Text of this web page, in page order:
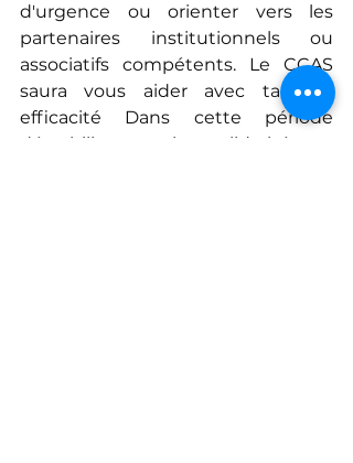
d'urgence ou orienter vers les
partenaires institutionnels ou
associatifs compétents. Le CCAS
saura vous aider avec tact et
efficacité Dans cette période
déstabilisante, la solidarité et